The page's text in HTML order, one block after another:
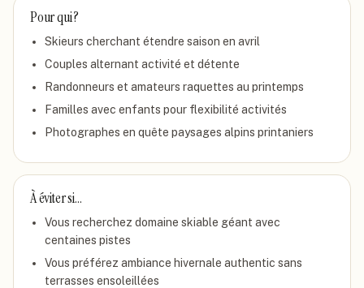
Pour qui ?
Skieurs cherchant étendre saison en avril
Couples alternant activité et détente
Randonneurs et amateurs raquettes au printemps
Familles avec enfants pour flexibilité activités
Photographes en quête paysages alpins printaniers
À éviter si…
Vous recherchez domaine skiable géant avec
centaines pistes
Vous préférez ambiance hivernale authentic sans
terrasses ensoleillées